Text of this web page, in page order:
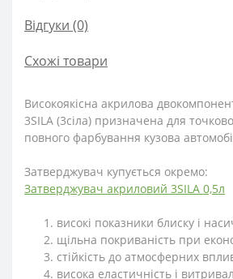
Відгуки (0)
Схожі товари
Високоякісна акрилова
3SILA (3сіла) призначена для
повного фарбування кузова
Затверджувач купується окремо:
Затверджувач акриловий 3SILA 0,5л
високі показники блиску і
щільна покриваність при
стійкість до атмосферних
висока еластичність і